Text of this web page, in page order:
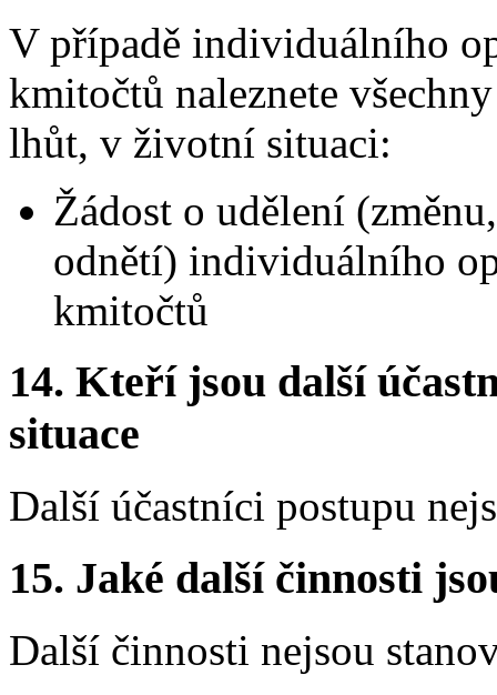
V případě individuálního
kmitočtů naleznete
lhůt, v životní situaci:
Žádost o udělení
odnětí) individuálního
kmitočtů
14. Kteří jsou další
situace
Další účastníci postupu
15. Jaké další činnosti
Další činnosti nejsou